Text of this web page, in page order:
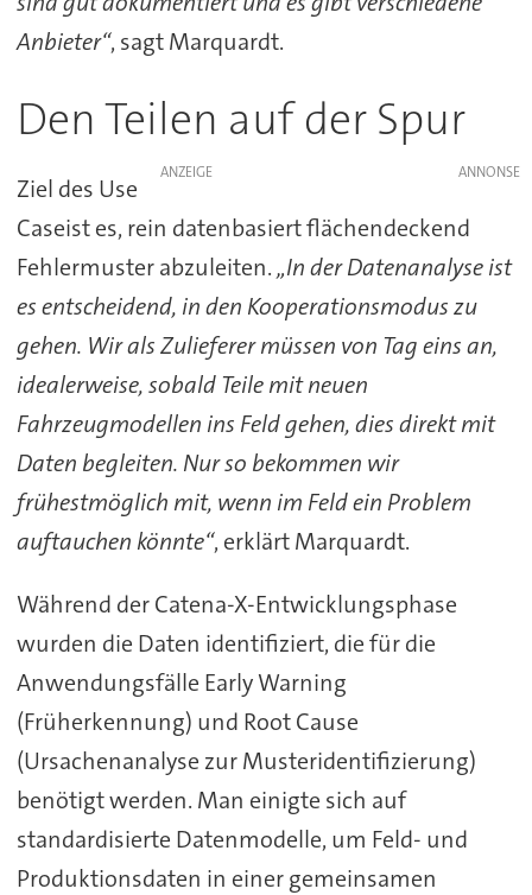
Anbieter“, sagt Marquardt.
Den Teilen auf der Spur
ANZEIGE
Ziel des Use
Caseist es, rein datenbasiert flächendeckend
Fehlermuster abzuleiten.„In der Datenanalyse ist
es entscheidend, in den Kooperationsmodus zu
gehen. Wir als Zulieferer müssen von Tag eins an,
idealerweise, sobald Teile mit neuen
Fahrzeugmodellen ins Feld gehen, dies direkt mit
Daten begleiten. Nur so bekommen wir
frühestmöglich mit, wenn im Feld ein Problem
auftauchen könnte“, erklärt Marquardt.
Während der Catena-X-Entwicklungsphase
wurden die Daten identifiziert, die für die
Anwendungsfälle Early Warning
(Früherkennung) und Root Cause
(Ursachenanalyse zur Musteridentifizierung)
benötigt werden. Man einigte sich auf
standardisierte Datenmodelle, um Feld- und
Produktionsdaten in einer gemeinsamen